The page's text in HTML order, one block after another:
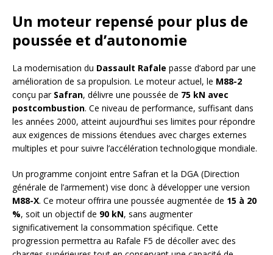
Un moteur repensé pour plus de
poussée et d’autonomie
La modernisation du Dassault Rafale passe d’abord par une
amélioration de sa propulsion. Le moteur actuel, le M88-2
conçu par Safran, délivre une poussée de 75 kN avec
postcombustion. Ce niveau de performance, suffisant dans
les années 2000, atteint aujourd’hui ses limites pour répondre
aux exigences de missions étendues avec charges externes
multiples et pour suivre l’accélération technologique mondiale.
Un programme conjoint entre Safran et la DGA (Direction
générale de l’armement) vise donc à développer une version
M88-X. Ce moteur offrira une poussée augmentée de 15 à 20
%, soit un objectif de 90 kN, sans augmenter
significativement la consommation spécifique. Cette
progression permettra au Rafale F5 de décoller avec des